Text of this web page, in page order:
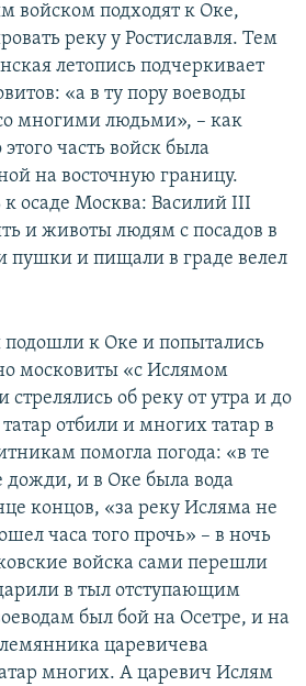
войском подходят к Оке,
реку у Ростиславля. Тем
летопись подчеркивает
«а в ту пору воеводы
многими людьми», – как
часть войск была
на восточную границу.
к осаде Москва: Василий III
и животы людям с посадов в
пушки и пищали в граде велел
к Оке и попытались
московиты «с Ислямом
об реку от утра и до
отбили и многих татар в
помогла погода: «в те
и в Оке была вода
концов, «за реку Исляма не
часа того прочь» – в ночь
войска сами перешли
в тыл отступающим
был бой на Осетре, и на
царевичева
многих. А царевич Ислям